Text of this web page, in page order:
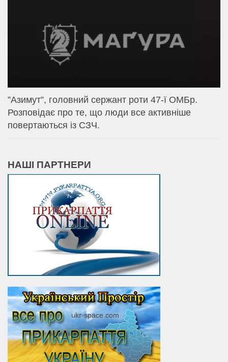
⁨”Азимут”, головний сержант роти 47-ї ОМБр.
Розповідає про те, що люди все активніше
повертаються із СЗЧ.
НАШІ ПАРТНЕРИ